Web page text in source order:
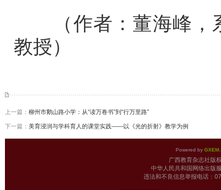
（作者：董海峰，
教授）
上一篇： 柳州市鹅山路小学：从“读万卷书”到“行万里路”
下一篇： 美育浸润与学科育人的课堂实践——以《光的折射》教学为例
Powered by
广西教育杂志
中华人民共和国网络出版
违法和不良信息举报电话：